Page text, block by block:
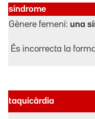
síndrome
Gènere femení: una
És incorrecta la
taquicàrdia